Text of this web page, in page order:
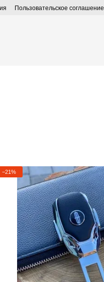
Пользовательское соглашение
−21%